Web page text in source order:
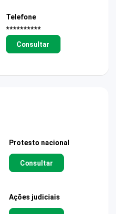
Telefone
**********
Consultar
Protesto nacional
Consultar
Ações judiciais